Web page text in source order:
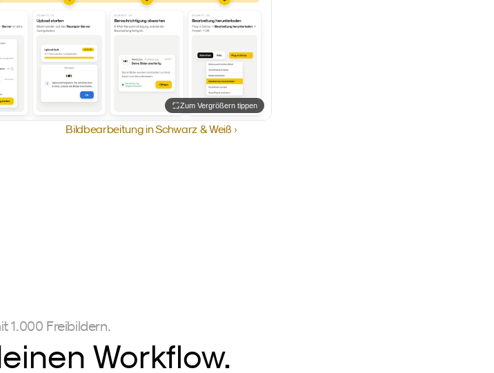
Zum Vergrößern tippen
Bildbearbeitung in Schwarz & Weiß ›
1.000 Freibildern.
Workflow.